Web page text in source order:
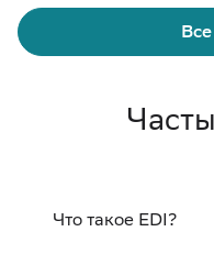
Что такое EDI?